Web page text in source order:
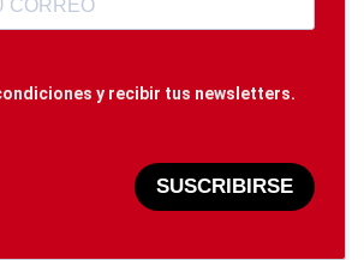
y recibir tus newsletters.
SUSCRIBIRSE